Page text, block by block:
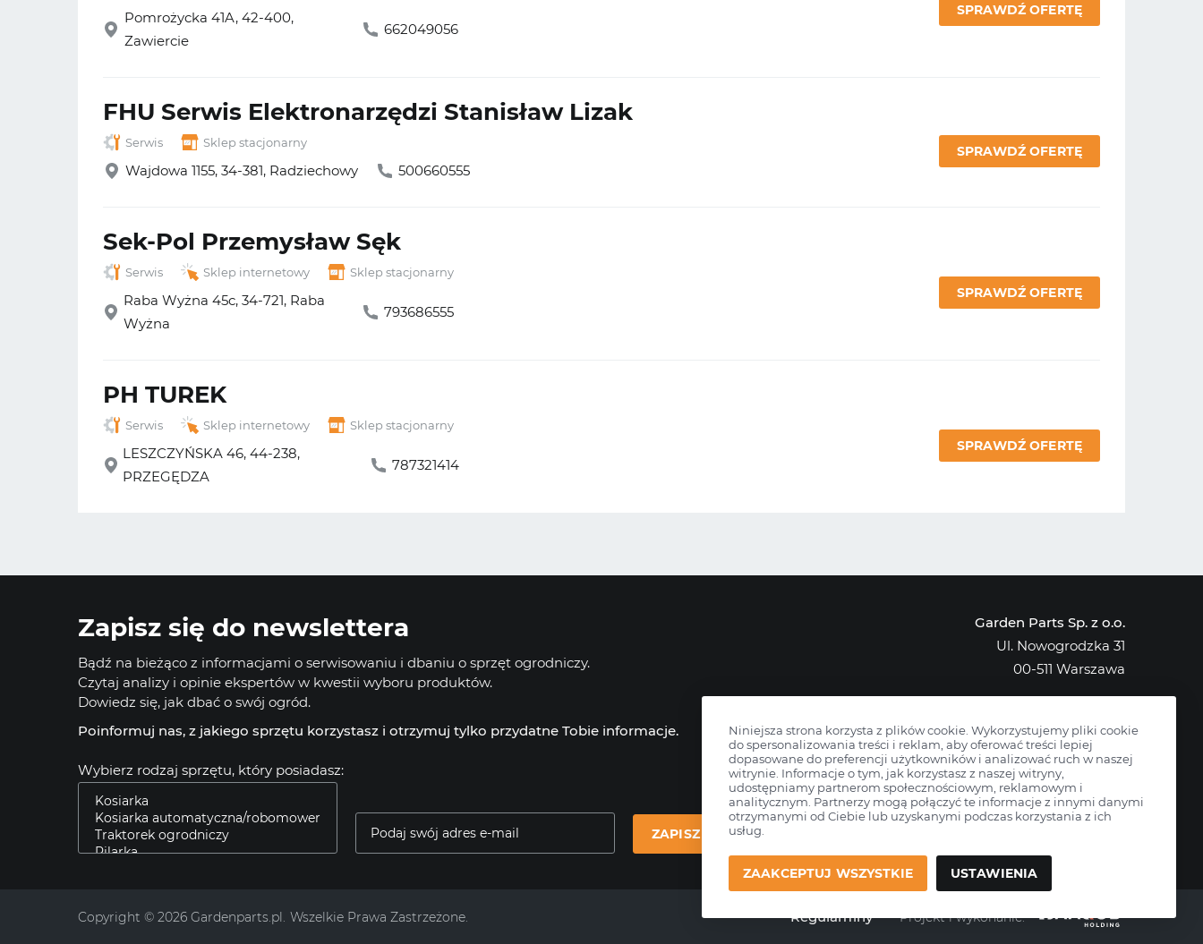
Pomrożycka 41A, 42-400,
Zawiercie
662049056
SPRAWDŹ OFERTĘ
FHU Serwis Elektronarzędzi Stanisław Lizak
Serwis Sklep stacjonarny
Wajdowa 1155, 34-381, Radziechowy 500660555
SPRAWDŹ OFERTĘ
Sek-Pol Przemysław Sęk
Serwis Sklep internetowy Sklep stacjonarny
Raba Wyżna 45c, 34-721, Raba
Wyżna
793686555
SPRAWDŹ OFERTĘ
PH TUREK
Serwis Sklep internetowy Sklep stacjonarny
LESZCZYŃSKA 46, 44-238,
PRZEGĘDZA
787321414
SPRAWDŹ OFERTĘ
Zapisz się do newslettera
Bądź na bieżąco z informacjami o serwisowaniu i dbaniu o sprzęt ogrodniczy.
Czytaj analizy i opinie ekspertów w kwestii wyboru produktów.
Dowiedz się, jak dbać o swój ogród.
Poinformuj nas, z jakiego sprzętu korzystasz i otrzymuj tylko przydatne Tobie informacje.
Wybierz rodzaj sprzętu, który posiadasz:
ZAPISZ SIĘ
Garden Parts Sp. z o.o.
Ul. Nowogrodzka 31
00-511 Warszawa
NIP: 701-034-91-62
KRS: 0000431421
Copyright © 2026 Gardenparts.pl. Wszelkie Prawa Zastrzeżone. Regulaminy Projekt i wykonanie:
Niniejsza strona korzysta z plików cookie. Wykorzystujemy pliki cookie
do spersonalizowania treści i reklam, aby oferować treści lepiej
dopasowane do preferencji użytkowników i analizować ruch w naszej
witrynie. Informacje o tym, jak korzystasz z naszej witryny,
udostępniamy partnerom społecznościowym, reklamowym i
analitycznym. Partnerzy mogą połączyć te informacje z innymi danymi
otrzymanymi od Ciebie lub uzyskanymi podczas korzystania z ich
usług.
ZAAKCEPTUJ WSZYSTKIE USTAWIENIA